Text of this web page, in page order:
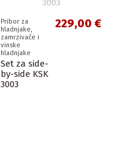
Pribor za
hladnjake,
zamrzivače i
vinske
hladnjake
Set za side-
by-side KSK
3003
229,00 €